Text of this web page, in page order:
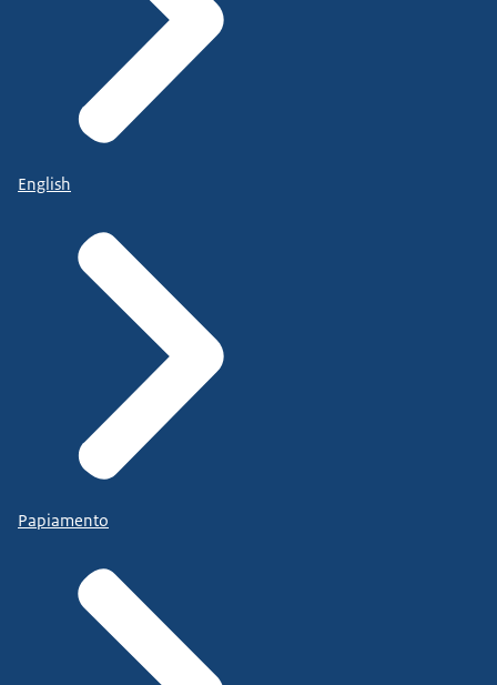
English
Papiamento